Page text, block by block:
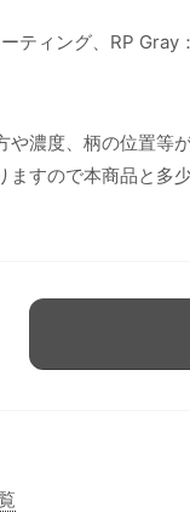
ティング、RP Gray
濃度、柄の位置等
すので本商品と多